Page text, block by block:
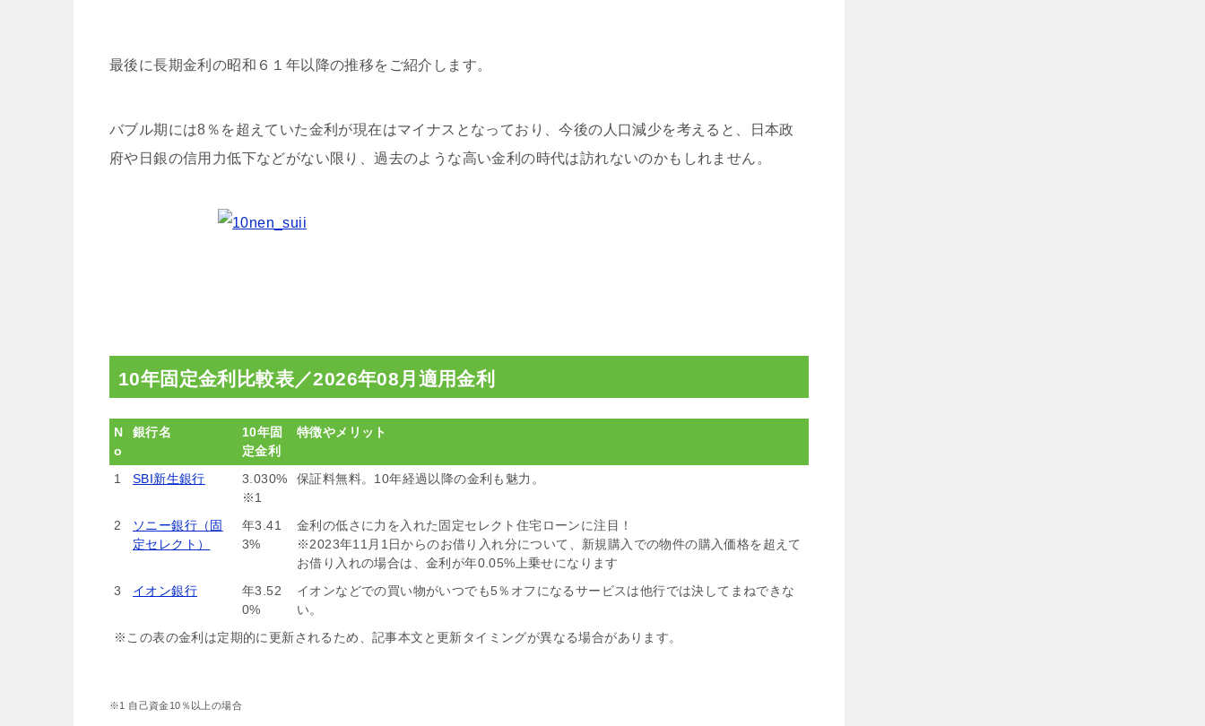
最後に長期金利の昭和６１年以降の推移をご紹介します。
バブル期には8％を超えていた金利が現在はマイナスとなっており、今後の人口減少を考えると、日本政
府や日銀の信用力低下などがない限り、過去のような高い金利の時代は訪れないのかもしれません。
10年固定金利比較表／2026年08月適用金利
N
o
銀行名
10年固
定金利
特徴やメリット
1 SBI新生銀行
3.030%
※1
保証料無料。10年経過以降の金利も魅力。
2
ソニー銀行（固
定セレクト）
年3.41
3%
金利の低さに力を入れた固定セレクト住宅ローンに注目！
※2023年11月1日からのお借り入れ分について、新規購入での物件の購入価格を超えて
お借り入れの場合は、金利が年0.05%上乗せになります
3
イオン銀行
年3.52
0%
イオンなどでの買い物がいつでも5％オフになるサービスは他行では決してまねできな
い。
※この表の金利は定期的に更新されるため、記事本文と更新タイミングが異なる場合があります。
※1 自己資金10％以上の場合